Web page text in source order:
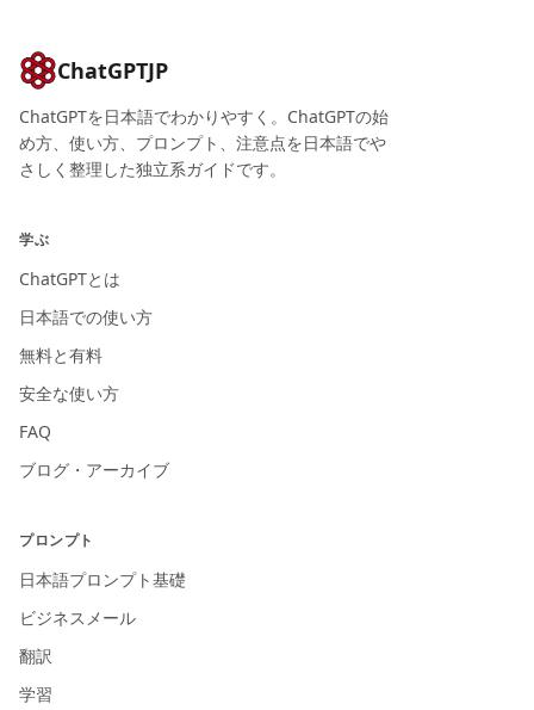
ChatGPTJP
ChatGPTを日本語でわかりやすく。ChatGPTの始
め方、使い方、プロンプト、注意点を日本語でや
さしく整理した独立系ガイドです。
学ぶ
ChatGPTとは
日本語での使い方
無料と有料
安全な使い方
FAQ
ブログ・アーカイブ
プロンプト
日本語プロンプト基礎
ビジネスメール
翻訳
学習